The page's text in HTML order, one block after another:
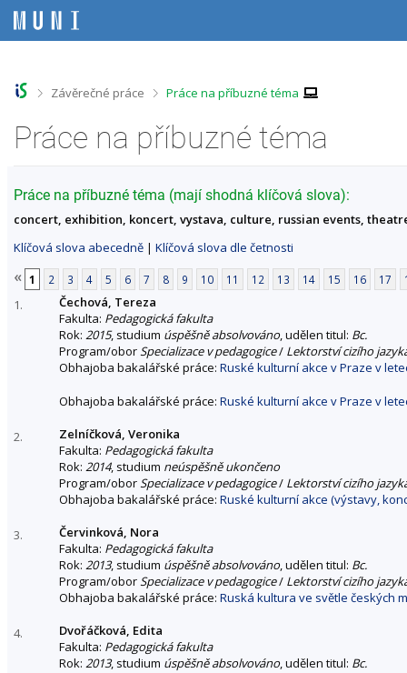
e
e
e
e
>Závěrečné práce >
Práce na příbuzné téma
Práce na příbuzné téma
Práce na příbuzné téma (mají shodná klíčová slova):
concert, exhibition, koncert, vystava, culture, russian events,
Klíčová slova abecedně | Klíčová slova dle četnosti
« 1 2 3 4 5 6 7 8 9 10 11 12 13 14 15 16 17
1.
Čechová, Tereza
Fakulta: Pedagogická fakulta
Rok: 2015, studium úspěšně absolvováno, udělen titul: Bc.
Program/oborSpecializace v pedagogice/ Lektorství cizího
Obhajoba bakalářské práce: Ruské kulturní akce v Praze v
Obhajoba bakalářské práce: Ruské kulturní akce v Praze v
2.
Zelníčková, Veronika
Fakulta: Pedagogická fakulta
Rok: 2014, studium neúspěšně ukončeno
Program/oborSpecializace v pedagogice/ Lektorství cizího
Obhajoba bakalářské práce: Ruské kulturní akce (výstavy,
3.
Červinková, Nora
Fakulta: Pedagogická fakulta
Rok: 2013, studium úspěšně absolvováno, udělen titul: Bc.
Program/oborSpecializace v pedagogice/ Lektorství cizího
Obhajoba bakalářské práce: Ruská kultura ve světle českých
4.
Dvořáčková, Edita
Fakulta: Pedagogická fakulta
Rok: 2013, studium úspěšně absolvováno, udělen titul: Bc.